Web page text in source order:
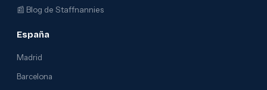
📰 Blog de Staffnannies
España
Madrid
Barcelona